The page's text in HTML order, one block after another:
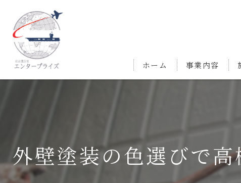
ホーム 事業内容
外壁塗装の色選びで